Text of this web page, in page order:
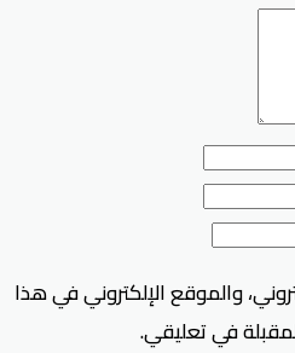
والموقع الإلكتروني في هذا
في تعليقي.